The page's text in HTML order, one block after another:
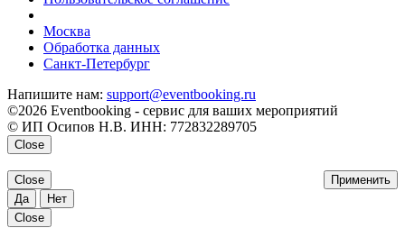
Москва
Обработка данных
Санкт-Петербург
Напишите нам: support@eventbooking.ru
©2026 Eventbooking - сервис для ваших мероприятий
© ИП Осипов Н.В. ИНН: 772832289705
Close
Применить
Close
Да
Нет
Close